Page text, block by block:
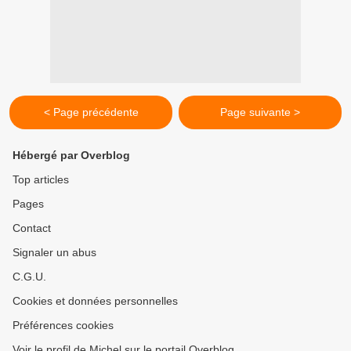
< Page précédente Page suivante >
Hébergé par Overblog
Top articles
Pages
Contact
Signaler un abus
C.G.U.
Cookies et données personnelles
Préférences cookies